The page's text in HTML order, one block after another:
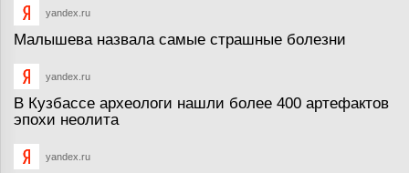
yandex.ru
Малышева назвала самые страшные болезни
yandex.ru
В Кузбассе археологи нашли более 400 артефактов
эпохи неолита
yandex.ru